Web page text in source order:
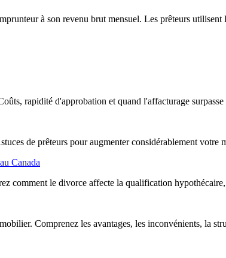
à son revenu brut mensuel. Les prêteurs
rapidité d'approbation et quand l'affacturage surpasse
de prêteurs pour augmenter considérablement votre
Canada
comment le divorce affecte la qualification hypothécaire,
Comprenez les avantages, les inconvénients, la